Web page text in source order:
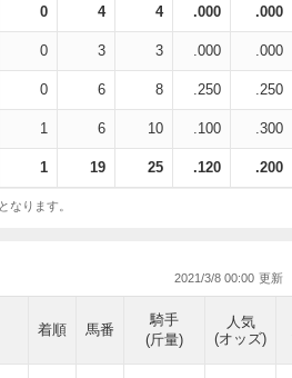
0 4 4 .000 .000
0 3 3 .000 .000
0 6 8 .250 .250
1 6 10 .100 .300
1 19 25 .120 .200
なります。
2021/3/8 00:00
着順 馬番
騎手
(斤量)
人気
(オッズ)